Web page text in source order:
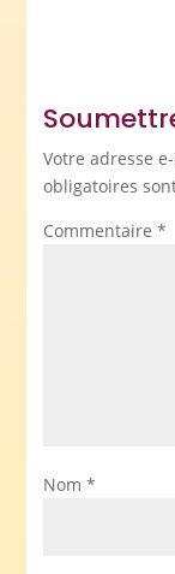
Votre adresse
obligatoires
Commentaire *
Nom *